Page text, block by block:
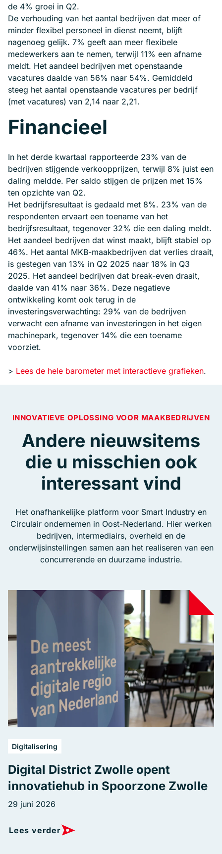
de 4% groei in Q2.
De verhouding van het aantal bedrijven dat meer of
minder flexibel personeel in dienst neemt, blijft
nagenoeg gelijk. 7% geeft aan meer flexibele
medewerkers aan te nemen, terwijl 11% een afname
meldt. Het aandeel bedrijven met openstaande
vacatures daalde van 56% naar 54%. Gemiddeld
steeg het aantal openstaande vacatures per bedrijf
(met vacatures) van 2,14 naar 2,21.
Financieel
In het derde kwartaal rapporteerde 23% van de
bedrijven stijgende verkoopprijzen, terwijl 8% juist een
daling meldde. Per saldo stijgen de prijzen met 15%
ten opzichte van Q2.
Het bedrijfsresultaat is gedaald met 8%. 23% van de
respondenten ervaart een toename van het
bedrijfsresultaat, tegenover 32% die een daling meldt.
Het aandeel bedrijven dat winst maakt, blijft stabiel op
46%. Het aantal MKB-maakbedrijven dat verlies draait,
is gestegen van 13% in Q2 2025 naar 18% in Q3
2025. Het aandeel bedrijven dat break-even draait,
daalde van 41% naar 36%. Deze negatieve
ontwikkeling komt ook terug in de
investeringsverwachting: 29% van de bedrijven
verwacht een afname van investeringen in het eigen
machinepark, tegenover 14% die een toename
voorziet.
> Lees de hele barometer met interactieve grafieken.
INNOVATIEVE OPLOSSING VOOR MAAKBEDRIJVEN
Andere nieuwsitems
die u misschien ook
interessant vind
Het onafhankelijke platform voor Smart Industry en
Circulair ondernemen in Oost-Nederland. Hier werken
bedrijven, intermediairs, overheid en de
onderwijsinstellingen samen aan het realiseren van een
concurrerende en duurzame industrie.
Digitalisering
Digital District Zwolle opent
innovatiehub in Spoorzone Zwolle
29 juni 2026
Lees verder